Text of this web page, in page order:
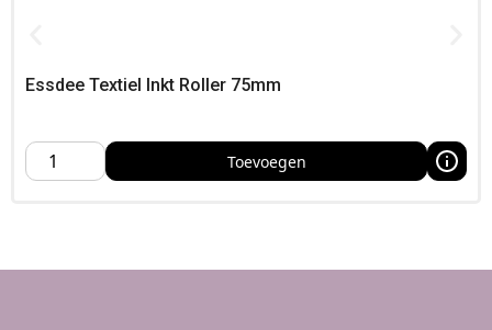
Combineer met sjablonen, verf of structuurpasta’s uit het
assortiment van Foamtastic Crafts voor eindeloos veel
Essdee Textiel Inkt Roller 75mm
Toevoegen